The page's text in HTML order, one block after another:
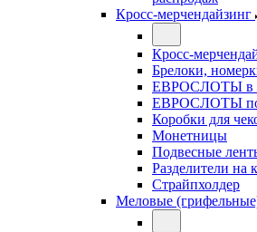
Кросс-мерчендайзинг
Кросс-
Брелоки,
ЕВРОСЛОТЫ в
ЕВРОСЛОТЫ
Коробки для
Монетницы
Подвесные
Разделители на
Страйпхолдер
Меловые